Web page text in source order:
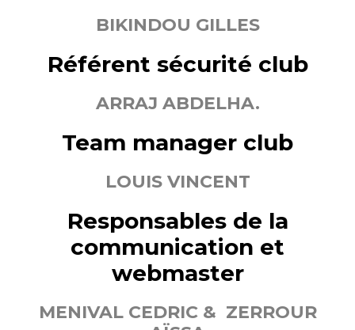
BIKINDOU GILLES
Référent sécurité club
ARRAJ ABDELHA.
Team manager club
LOUIS VINCENT
Responsables de la
communication et
webmaster
MENIVAL CEDRIC & ZERROUR